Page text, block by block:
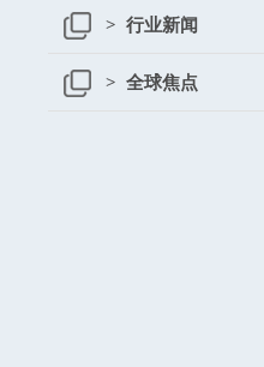
> 行业新闻
> 全球焦点